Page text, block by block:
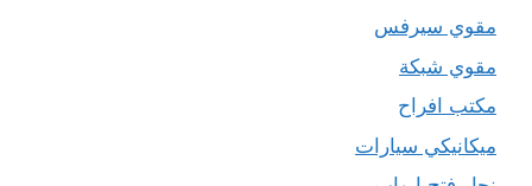
مقوي سيرفس
مقوي شبكة
مكتب افراح
ميكانيكي سيارات